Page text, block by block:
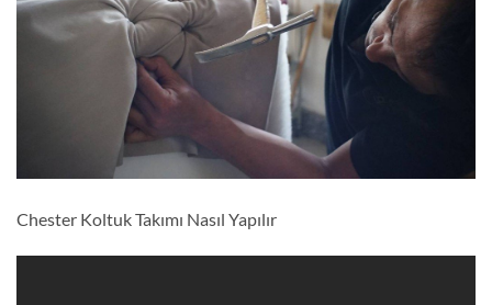
Chester Koltuk Takımı Nasıl Yapılır